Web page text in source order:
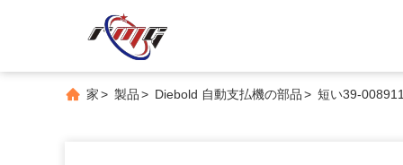
家> 製品> Diebold 自動支払機の部品> 短い39-